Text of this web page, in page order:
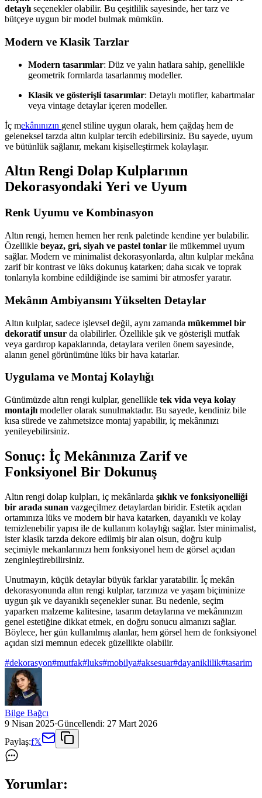
detaylı seçenekler olabilir. Bu çeşitlilik sayesinde, her tarz ve
bütçeye uygun bir model bulmak mümkün.
Modern ve Klasik Tarzlar
Modern tasarımlar: Düz ve yalın hatlara sahip, genellikle
geometrik formlarda tasarlanmış modeller.
Klasik ve gösterişli tasarımlar: Detaylı motifler, kabartmalar
veya vintage detaylar içeren modeller.
İç mekânınızın genel stiline uygun olarak, hem çağdaş hem de
geleneksel tarzda altın kulplar tercih edebilirsiniz. Bu sayede, uyum
ve bütünlük sağlanır, mekanı kişiselleştirmek kolaylaşır.
Altın Rengi Dolap Kulplarının
Dekorasyondaki Yeri ve Uyum
Renk Uyumu ve Kombinasyon
Altın rengi, hemen hemen her renk paletinde kendine yer bulabilir.
Özellikle beyaz, gri, siyah ve pastel tonlar ile mükemmel uyum
sağlar. Modern ve minimalist dekorasyonlarda, altın kulplar mekâna
zarif bir kontrast ve lüks dokunuş katarken; daha sıcak ve toprak
tonlarıyla kombine edildiğinde ise samimi bir atmosfer yaratır.
Mekânın Ambiyansını Yükselten Detaylar
Altın kulplar, sadece işlevsel değil, aynı zamanda mükemmel bir
dekoratif unsur da olabilirler. Özellikle şık ve gösterişli mutfak
veya gardırop kapaklarında, detaylara verilen önem sayesinde,
alanın genel görünümüne lüks bir hava katarlar.
Uygulama ve Montaj Kolaylığı
Günümüzde altın rengi kulplar, genellikle tek vida veya kolay
montajlı modeller olarak sunulmaktadır. Bu sayede, kendiniz bile
kısa sürede ve zahmetsizce montaj yapabilir, iç mekânınızı
yenileyebilirsiniz.
Sonuç: İç Mekânınıza Zarif ve
Fonksiyonel Bir Dokunuş
Altın rengi dolap kulpları, iç mekânlarda şıklık ve fonksiyonelliği
bir arada sunan vazgeçilmez detaylardan biridir. Estetik açıdan
ortamınıza lüks ve modern bir hava katarken, dayanıklı ve kolay
temizlenebilir yapısı ile de kullanım kolaylığı sağlar. İster minimalist,
ister klasik tarzda dekore edilmiş bir alan olsun, doğru kulp
seçimiyle mekanlarınızı hem fonksiyonel hem de görsel açıdan
zenginleştirebilirsiniz.
Unutmayın, küçük detaylar büyük farklar yaratabilir. İç mekân
dekorasyonunda altın rengi kulplar, tarzınıza ve yaşam biçiminize
uygun şık ve dayanıklı seçenekler sunar. Bu nedenle, seçim
yaparken malzeme kalitesine, tasarım detaylarına ve mekânınızın
genel estetiğine dikkat etmek, en doğru sonucu almanızı sağlar.
Böylece, her gün kullanılmış alanlar, hem görsel hem de fonksiyonel
açıdan sizi memnun edecek güzellikte olabilir.
#dekorasyon#mutfak#luks#mobilya#aksesuar#dayaniklilik#tasarim
Bilge Bağcı
9 Nisan 2025·Güncellendi: 27 Mart 2026
Paylaş:f𝕏
Yorumlar: